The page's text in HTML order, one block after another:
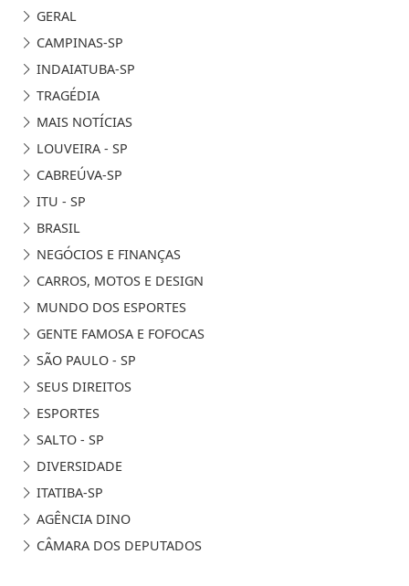
GERAL
CAMPINAS-SP
INDAIATUBA-SP
TRAGÉDIA
MAIS NOTÍCIAS
LOUVEIRA - SP
CABREÚVA-SP
ITU - SP
BRASIL
NEGÓCIOS E FINANÇAS
CARROS, MOTOS E DESIGN
MUNDO DOS ESPORTES
GENTE FAMOSA E FOFOCAS
SÃO PAULO - SP
SEUS DIREITOS
ESPORTES
SALTO - SP
DIVERSIDADE
ITATIBA-SP
AGÊNCIA DINO
CÂMARA DOS DEPUTADOS